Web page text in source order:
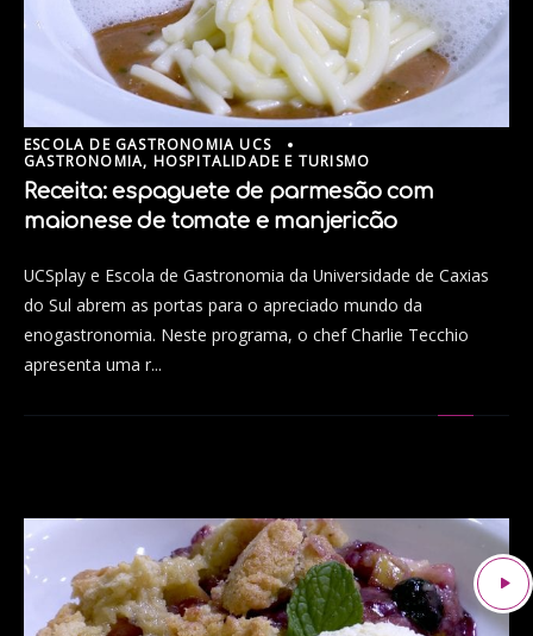
ESCOLA DE GASTRONOMIA UCS
GASTRONOMIA, HOSPITALIDADE E TURISMO
Receita: espaguete de parmesão com
maionese de tomate e manjericão
UCSplay e Escola de Gastronomia da Universidade de Caxias
do Sul abrem as portas para o apreciado mundo da
enogastronomia. Neste programa, o chef Charlie Tecchio
apresenta uma r...